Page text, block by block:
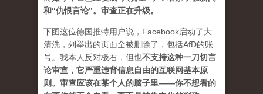
和“仇恨言论”。审查正在升级。
下图这位德国推特用户说，Facebook启动了大
清洗，列举出的页面全被删除了，包括AfD的账
号。我本人反对极右，但也不支持这种一刀切言
论审查，它严重违背信息自由的互联网基本原
则。审查应该在某个人的脑子里——你不想看的